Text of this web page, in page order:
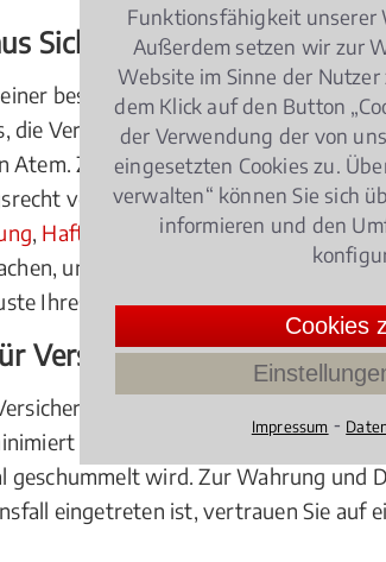
Sicht des
bestehenden Versicherung
die Versicherung zahlt. Geht es um
Atem. Zeit, die Sie vermutlich nicht
vor Ort in Schenefeld, egal um
, Haftpflichtversicherung ,
und etwa Ihre
Ihres wohlverdienten Geldes.
Versicherer
begehrt, etwa eine
oder sogar gänzlich
geschummelt wird. Zur Wahrung und
eingetreten ist, vertrauen Sie auf
Funktionsfähigkeit unserer
Außerdem setzen wir zur
Website im Sinne der
dem Klick auf den Button
der Verwendung der von
eingesetzten Cookies zu.
verwalten“ können Sie sich
informieren und den
Cookies
Impressum ⁃